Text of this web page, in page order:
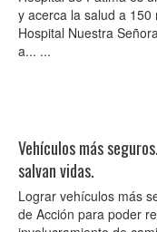
y acerca la salud a 150
Hospital Nuestra
a... ...
Vehículos más
salvan vidas.
Lograr vehículos más
de Acción para poder